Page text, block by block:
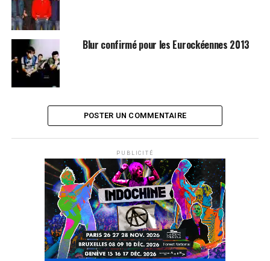
SUJETS ASSOCIÉS:
Blur confirmé pour les Eurockéennes 2013
POSTER UN COMMENTAIRE
PUBLICITÉ